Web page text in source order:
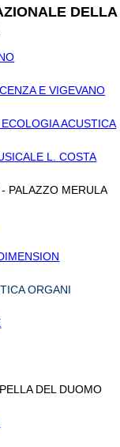
E VIGEVANO
ACUSTICA
L. COSTA
PALAZZO MERULA
ORGANI
DEL DUOMO